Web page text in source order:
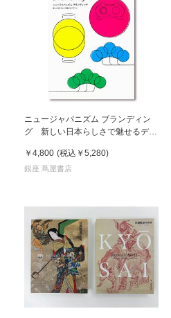
ニュージャパニズム ブランディン
グ 新しい日本らしさで魅せるデザ
￥4,800 (税込 ￥5,280)
銀座 蔦屋書店